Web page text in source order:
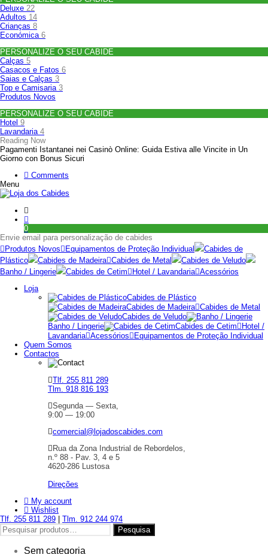
Deluxe 22
Adultos 14
Crianças 8
Económica 6
PERSONALIZE O SEU CABIDE
Calças 5
Casacos e Fatos 6
Saias e Calças 3
Top e Camisaria 3
Produtos Novos
PERSONALIZE O SEU CABIDE
Hotel 9
Lavandaria 4
Reading Now
Pagamenti Istantanei nei Casinò Online: Guida Estiva alle Vincite in Un
Giorno con Bonus Sicuri
Comments
Menu
0
Envie email para personalização de cabides
Produtos Novos
Equipamentos de Proteção Individual
Cabides de
Plástico
Cabides de Madeira Cabides de Metal
Cabides de Veludo
Banho / Lingerie
Cabides de Cetim Hotel / Lavandaria Acessórios
Loja
Cabides de Plástico
Cabides de Madeira Cabides de Metal
Cabides de Veludo
Banho / Lingerie
Cabides de Cetim
Hotel /
Lavandaria Acessórios
Equipamentos de Proteção Individual
Quem Somos
Contactos
Tlf. 255 811 289
Tlm. 918 816 193
Segunda — Sexta,
9:00 — 19:00
comercial@lojadoscabides.com
Rua da Zona Industrial de Rebordelos,
n.º 88 - Pav. 3, 4 e 5
4620-286 Lustosa
Direções
My account
Wishlist
Tlf. 255 811 289
Tlm. 912 244 974
Pesquisar
por:
Pesquisa
Sem categoria